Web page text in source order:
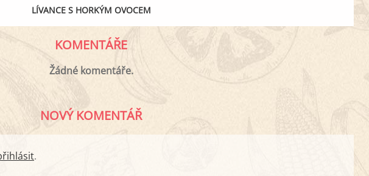
LÍVANCE S HORKÝM OVOCEM
KOMENTÁŘE
Žádné komentáře.
NOVÝ KOMENTÁŘ
.